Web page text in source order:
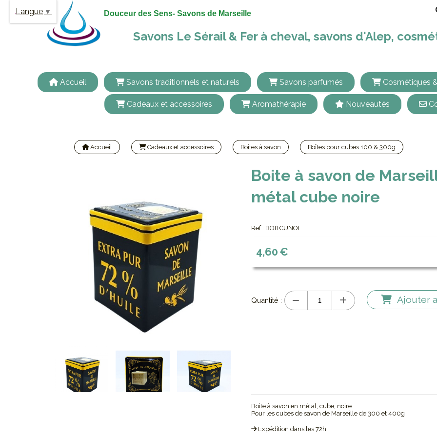
Douceur des Sens- Savons de Marseille
Savons Le Sérail & Fer à cheval, savons d'Alep,
Accueil Savons traditionnels et naturels Savons parfumés Cosmétiques
Cadeaux et accessoires Aromathérapie Nouveautés
Accueil Cadeaux et accessoires Boites à savon Boîtes pour cubes 100 & 300g
Boite à savon de
métal cube noire
Ref : BOITCUNOI
4,60€
Quantité : Ajouter
Boite à savon en métal, cube, noire
Pour les cubes de savon de Marseille de 300 et 400g
Expédition dans les 72h
Langue ▼
Panneau de gestion des cookies